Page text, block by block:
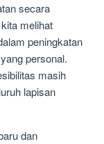
secara
melihat
peningkatan
personal.
masih
lapisan
dan